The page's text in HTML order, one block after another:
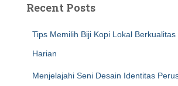
Recent Posts
Tips Memilih Biji Kopi Lokal
Harian
Menjelajahi Seni Desain Identitas